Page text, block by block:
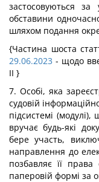
застосовуються
обставини
шляхом подання
{Частина шоста
29.06.2023 - щодо
ІІ }
7. Особі, яка
судовій
підсистемі
вручає будь-які
бере участь,
направлення до
позбавляє її
паперовій формі за